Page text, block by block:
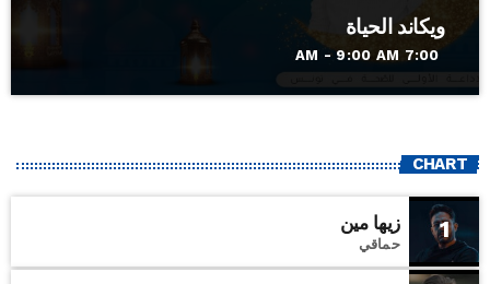
ويكاند الحياة
7:00 AM - 9:00 AM
CHART
1 زيها مين
حماقي